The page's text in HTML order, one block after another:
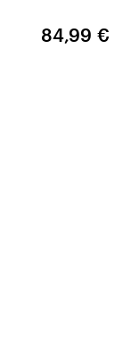
84,99 €